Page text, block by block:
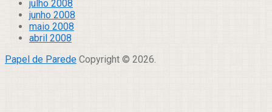
julho 2008
junho 2008
maio 2008
abril 2008
Papel de Parede Copyright © 2026.